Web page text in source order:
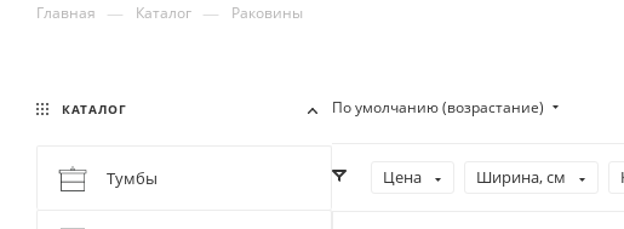
Главная — Каталог — Раковины
По умолчанию (возрастание)
Цена Ширина, см
КАТАЛОГ
Тумбы